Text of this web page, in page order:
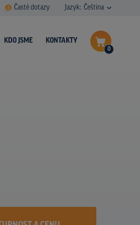
Časté dotazy Jazyk: Čeština
0
KDO JSME KONTAKTY